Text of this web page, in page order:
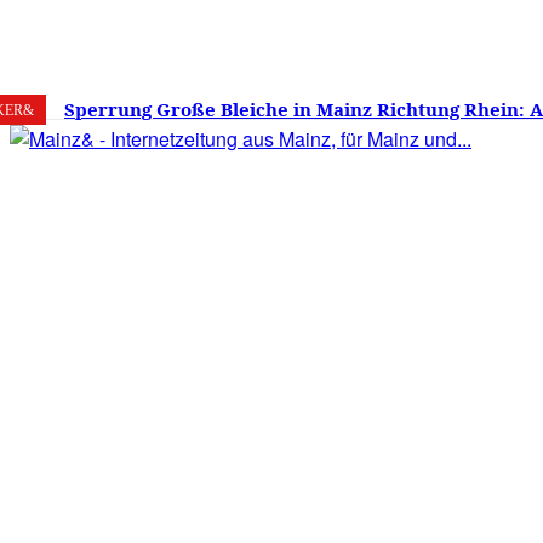
7. August 2026 16.7 Mainz
Sperrung Große Bleiche in Mainz Richtung Rhein:
verwirrt, Mainzer stinksauer – Haben die Mainzer